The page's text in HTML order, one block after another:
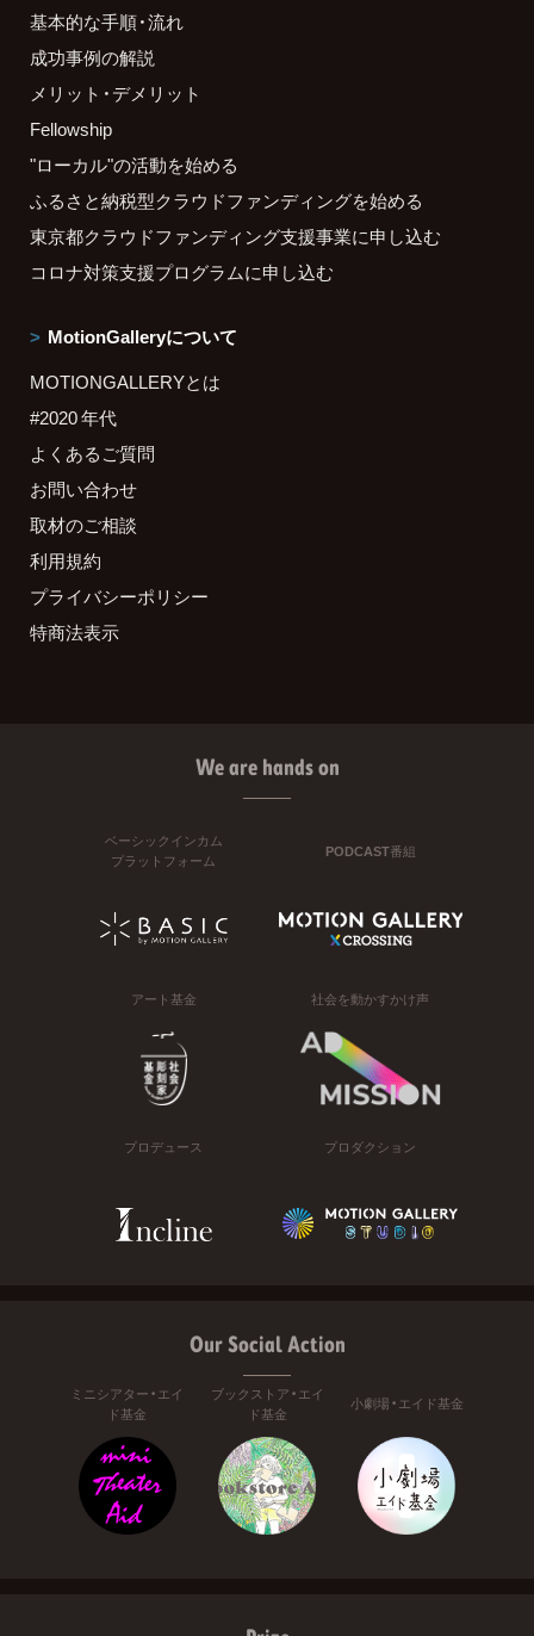
基本的な手順・流れ
成功事例の解説
メリット・デメリット
Fellowship
"ローカル"の活動を始める
ふるさと納税型クラウドファンディングを始める
東京都クラウドファンディング支援事業に申し込む
コロナ対策支援プログラムに申し込む
MotionGalleryについて
MOTIONGALLERYとは
#2020 年代
よくあるご質問
お問い合わせ
取材のご相談
利用規約
プライバシーポリシー
特商法表示
We are hands on
ベーシックインカム
プラットフォーム
PODCAST番組
アート基金 社会を動かすかけ声
プロデュース プロダクション
Our Social Action
ミニシアター・エイ
ド基金
ブックストア・エイ
ド基金
小劇場・エイド基金